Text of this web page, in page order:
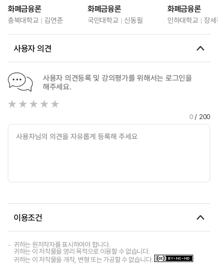
화폐금융론
충북대학교 김연준
화폐금융론
국민대학교 신동필
화폐금융론
인하대학교 장
사용자 의견
사용자 의견등록 및 강의평가를 위해서는 로그인을
해주세요.
0/ 200
이용조건
귀하는 원저작자를 표시하여야 합니다.
귀하는 이 저작물을 영리 목적으로 이용할 수 없습니다.
귀하는 이 저작물을 개작, 변형 또는 가공할 수 없습니다.